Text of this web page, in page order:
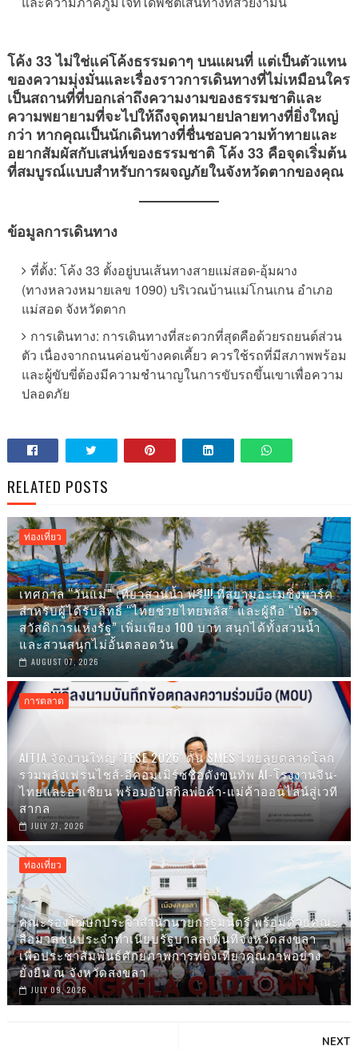
โค้ง 33 ไม่ใช่แค่โค้งธรรมดาๆ บนแผนที่ แต่เป็นตัวแทน
ของความมุ่งมั่นและเรื่องราวการเดินทางที่ไม่เหมือนใคร
เป็นสถานที่ที่บอกเล่าถึงความงามของธรรมชาติและ
ความพยายามที่จะไปให้ถึงจุดหมายปลายทางที่ยิ่งใหญ่
กว่า หากคุณเป็นนักเดินทางที่ชื่นชอบความท้าทายและ
อยากสัมผัสกับเสน่ห์ของธรรมชาติ โค้ง 33 คือจุดเริ่มต้น
ที่สมบูรณ์แบบสำหรับการผจญภัยในจังหวัดตากของคุณ
ข้อมูลการเดินทาง
ที่ตั้ง: โค้ง 33 ตั้งอยู่บนเส้นทางสายแม่สอด-อุ้มผาง
(ทางหลวงหมายเลข 1090) บริเวณบ้านแม่โกนเกน อำเภอ
แม่สอด จังหวัดตาก
การเดินทาง: การเดินทางที่สะดวกที่สุดคือด้วยรถยนต์ส่วน
ตัว เนื่องจากถนนค่อนข้างคดเคี้ยว ควรใช้รถที่มีสภาพพร้อม
และผู้ขับขี่ต้องมีความชำนาญในการขับรถขึ้นเขาเพื่อความ
ปลอดภัย
RELATED POSTS
ท่องเที่ยว
เทศกาล “วันแม่” เที่ยวสวนน้ำ ฟรี!!! ที่สยามอะเมซิ่งพาร์ค
สำหรับผู้ได้รับสิทธิ์ “ไทยช่วยไทยพลัส” และผู้ถือ “บัตร
สวัสดิการแห่งรัฐ” เพิ่มเพียง 100 บาท สนุกได้ทั้งสวนน้ำ
และสวนสนุกไม่อั้นตลอดวัน
AUGUST 07, 2026
การตลาด
AITIA จัดงานใหญ่ ‘TESE 2026’ ดัน SMES ไทยลุยตลาดโลก
รวมพลังเฟรนไชส์-อีคอมเมิร์ซชื่อดังขนทัพ AI-โรงงานจีน-
ไทยและอาเซียน พร้อมอัปสกิลพ่อค้า-แม่ค้าออนไลน์สู่เวที
สากล
JULY 27, 2026
ท่องเที่ยว
คณะรองโฆษกประจำสำนักนายกรัฐมนตรี พร้อมด้วยคณะ
สื่อมวลชนประจำทำเนียบรัฐบาลลงพื้นที่จังหวัดสงขลา
เพื่อประชาสัมพันธ์ศักยภาพการท่องเที่ยวคุณภาพอย่าง
ยั่งยืน ณ จังหวัดสงขลา
JULY 09, 2026
NEXT